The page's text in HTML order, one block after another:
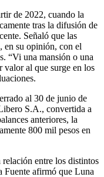
de 2022, cuando la
tras la difusión de
Señaló que las
en su opinión, con el
“Vi una mansión o una
valor al que surge en los
al 30 de junio de
S.A., convertida a
anteriores, la
800 mil pesos en
entre los distintos
Fuente afirmó que Luna